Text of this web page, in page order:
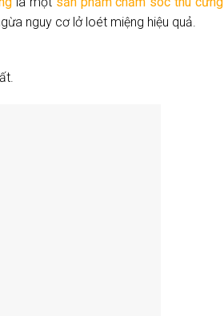
nguy cơ lở loét miệng hiệu quả.